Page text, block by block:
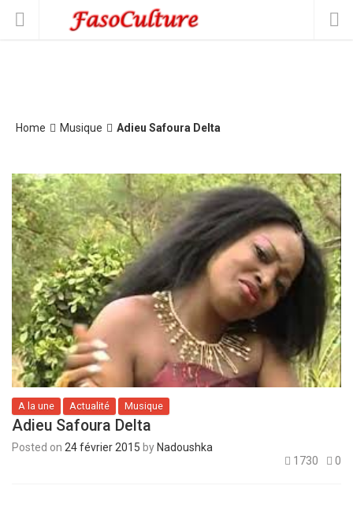
Home Musique Adieu Safoura Delta
A la une Actualité Musique
Adieu Safoura Delta
Posted on 24 février 2015 by Nadoushka
1730
0